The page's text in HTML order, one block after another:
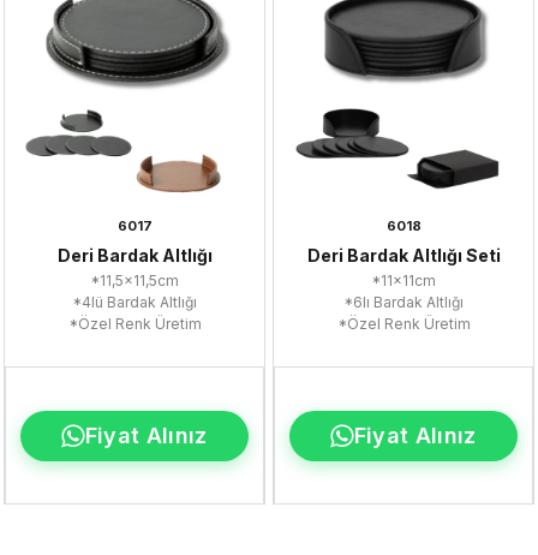
6017
Deri Bardak Altlığı
*11,5x11,5cm
*4lü Bardak Altlığı
*Özel Renk Üretim
Fiyat Alınız
6018
Deri Bardak Altlığı Seti
*11x11cm
*6lı Bardak Altlığı
*Özel Renk Üretim
Fiyat Alınız